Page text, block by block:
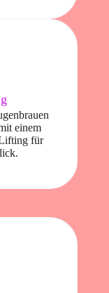
einem
für